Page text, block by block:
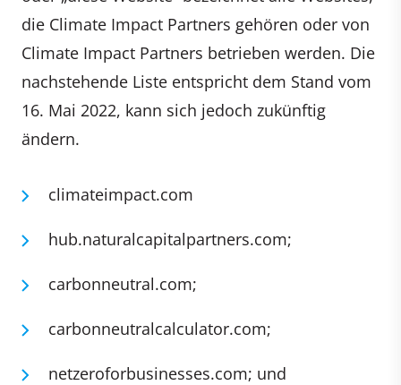
die Climate Impact Partners gehören oder von
Climate Impact Partners betrieben werden. Die
nachstehende Liste entspricht dem Stand vom
16. Mai 2022, kann sich jedoch zukünftig
ändern.
climateimpact.com
hub.naturalcapitalpartners.com;
carbonneutral.com;
carbonneutralcalculator.com;
netzeroforbusinesses.com; und